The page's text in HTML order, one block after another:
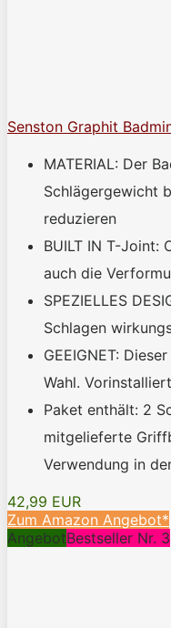
Senston Graphit
MATERIAL: Der
Schlägergewicht
reduzieren
BUILT IN T-Joint:
auch die
SPEZIELLES
Schlagen
GEEIGNET:
Wahl.
Paket enthält: 2
mitgelieferte
Verwendung in
42,99 EUR
Zum Amazon Angebot*
AngebotBestseller Nr. 3